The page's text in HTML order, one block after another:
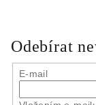
Odebírat
E-mail